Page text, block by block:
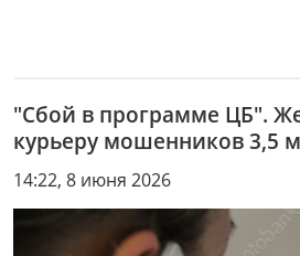
"Сбой в программе ЦБ".
курьеру мошенников 3,5
14:22, 8 июня 2026